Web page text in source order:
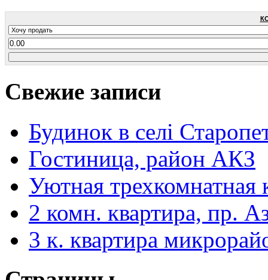
Свежие записи
Будинок в селі
Гостиница, район АКЗ
Уютная трехкомнатная
2 комн. квартира, пр.
3 к. квартира